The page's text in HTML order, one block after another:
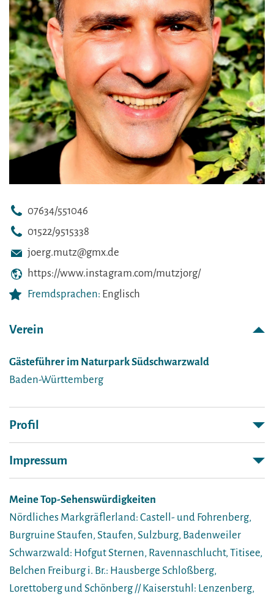
07634/551046
01522/9515338
joerg.mutz@gmx.de
https://www.instagram.com/mutzjorg/
Fremdsprachen: Englisch
Verein
Gästeführer im Naturpark Südschwarzwald
Baden-Württemberg
Profil
Impressum
Meine Top-Sehenswürdigkeiten
Nördliches Markgräflerland: Castell- und Fohrenberg,
Burgruine Staufen, Staufen, Sulzburg, Badenweiler
Schwarzwald: Hofgut Sternen, Ravennaschlucht, Titisee,
Belchen Freiburg i. Br.: Hausberge Schloßberg,
Lorettoberg und Schönberg // Kaiserstuhl: Lenzenberg,